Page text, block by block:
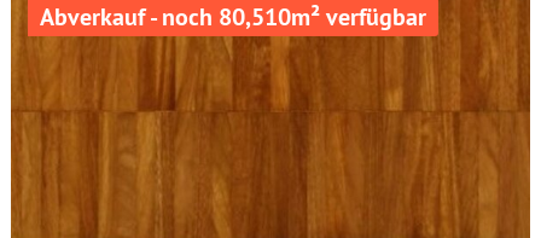
Abverkauf - noch 80,510m² verfügbar